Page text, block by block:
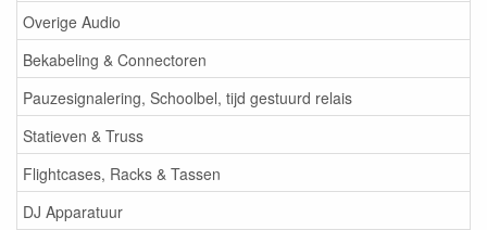
Overige Audio
Bekabeling & Connectoren
Pauzesignalering, Schoolbel, tijd gestuurd relais
Statieven & Truss
Flightcases, Racks & Tassen
DJ Apparatuur